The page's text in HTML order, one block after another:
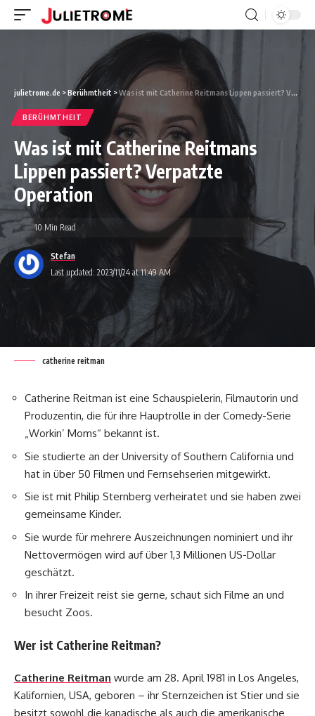
julietrome.de >Berühmtheit >Was ist mit Catherine Reitmans Lippen passiert? Verpatzte Operation
BERÜHMTHEIT
Was ist mit Catherine Reitmans
Lippen passiert? Verpatzte
Operation
Last updated: 2023/11/24 at 11:49 AM
Stefan
10 Min Read
catherine reitman
Catherine Reitman ist eine Schauspielerin, Filmautorin und
Produzentin, die für ihre Hauptrolle in der Comedy-Serie
„Workin’ Moms“ bekannt ist.
Sie studierte an der University of Southern California und
hat in über 50 Filmen und Fernsehserien mitgewirkt.
Sie ist mit Philip Sternberg verheiratet und sie haben zwei
gemeinsame Kinder.
Sie wurde für mehrere Auszeichnungen nominiert und ihr
Nettovermögen wird auf über 1,3 Millionen US-Dollar
geschätzt.
In ihrer Freizeit reist sie gerne, schaut sich Filme an und
besucht Zoos.
Wer ist Catherine Reitman?
Catherine Reitman wurde am 28. April 1981 in Los Angeles,
Kalifornien, USA, geboren – ihr Sternzeichen ist Stier und sie
besitzt sowohl die kanadische als auch die amerikanische